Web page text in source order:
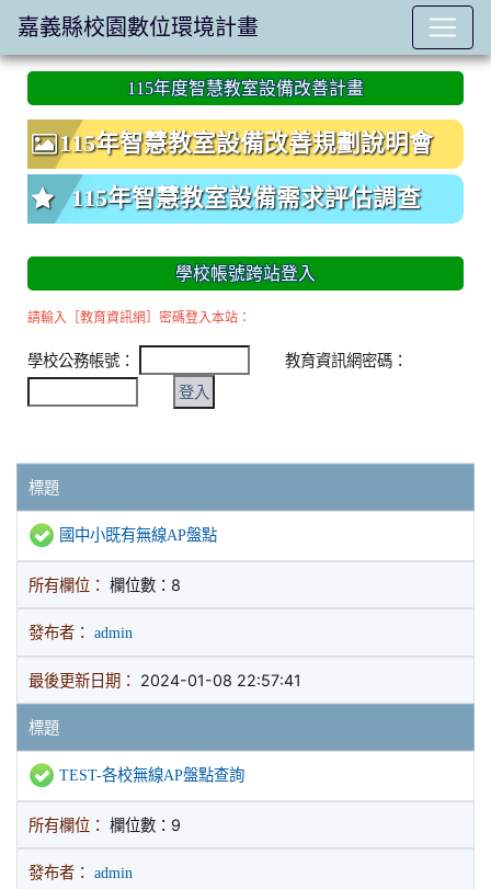
:::
115年度智慧教室設備改善計畫
115年智慧教室設備改善規劃說明會
115年智慧教室設備需求評估調查
學校帳號跨站登入
請輸入［教育資訊網］密碼登入本站：
學校公務帳號： 教育資訊網密碼：
標題
國中小既有無線AP盤點
所有欄位： 欄位數：8
發布者： admin
最後更新日期： 2024-01-08 22:57:41
標題
TEST-各校無線AP盤點查詢
所有欄位： 欄位數：9
發布者： admin
嘉義縣校園數位環境計畫